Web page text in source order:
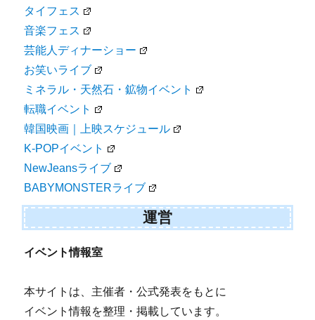
タイフェス
音楽フェス
芸能人ディナーショー
お笑いライブ
ミネラル・天然石・鉱物イベント
転職イベント
韓国映画｜上映スケジュール
K-POPイベント
NewJeansライブ
BABYMONSTERライブ
運営
イベント情報室
本サイトは、主催者・公式発表をもとに
イベント情報を整理・掲載しています。